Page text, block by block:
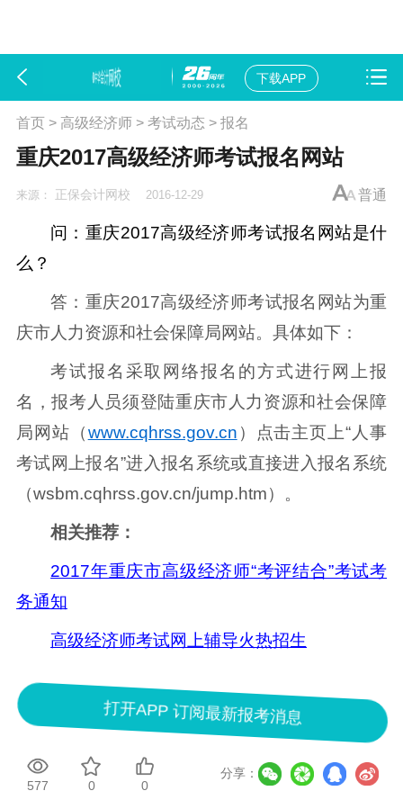
下载APP
首页> 高级经济师> 考试动态 > 报名
重庆2017高级经济师考试报名网站
来源： 正保会计网校 2016-12-29 普通
问：重庆2017高级经济师考试报名网站是什
么？
答：重庆2017高级经济师考试报名网站为重
庆市人力资源和社会保障局网站。具体如下：
考试报名采取网络报名的方式进行网上报
名，报考人员须登陆重庆市人力资源和社会保障
局网站（www.cqhrss.gov.cn ）点击主页上“人事
考试网上报名”进入报名系统或直接进入报名系统
（wsbm.cqhrss.gov.cn/jump.htm）。
相关推荐：
2017年重庆市高级经济师“考评结合”考试考
务通知
高级经济师考试网上辅导火热招生
打开APP 订阅最新报考消息
577 0 0
分享：